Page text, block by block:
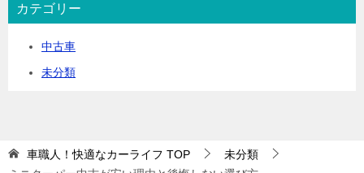
カテゴリー
中古車
未分類
車職人！快適なカーライフ TOP
未分類